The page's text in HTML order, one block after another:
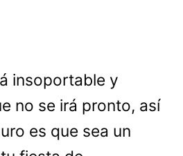
insoportable y
no se irá pronto, así
es que sea un